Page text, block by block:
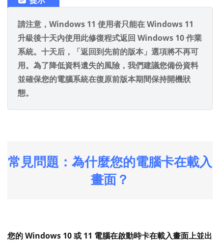
請注意，Windows 11 使用者只能在 Windows 11
升級後十天內使用此修復程式返回 Windows 10 作業
系統。十天后，「返回到先前的版本」選項將不再可
用。為了降低資料遺失的風險，我們建議您備份資料
並確保您的電腦系統在復原前版本期間保持開機狀
態。
常見問題：為什麼您的電腦卡在載入
畫面？
您的 Windows 10 或 11 電腦在啟動時卡在載入畫面上並出